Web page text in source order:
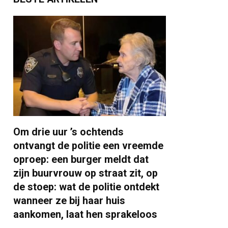
Om drie uur ’s ochtends
ontvangt de politie een vreemde
oproep: een burger meldt dat
zijn buurvrouw op straat zit, op
de stoep: wat de politie ontdekt
wanneer ze bij haar huis
aankomen, laat hen sprakeloos